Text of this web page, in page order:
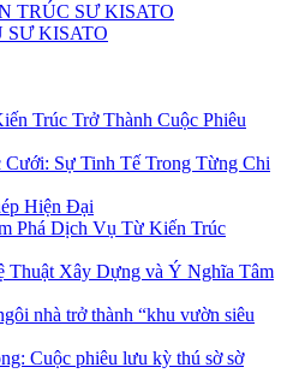
TRÚC SƯ KISATO
KISATO
Trúc Trở Thành Cuộc Phiêu
Sự Tinh Tế Trong Từng Chi
Hiện Đại
Phá Dịch Vụ Từ Kiến Trúc
Thuật Xây Dựng và Ý Nghĩa Tâm
nhà trở thành “khu vườn siêu
Cuộc phiêu lưu kỳ thú sờ sờ